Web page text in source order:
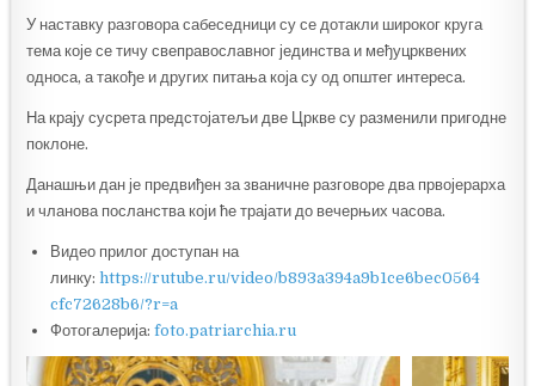
У наставку разговора сабеседници су се дотакли широког круга
тема које се тичу свеправославног јединства и међуцрквених
односа, а такође и других питања која су од општег интереса.
На крају сусрета предстојатељи две Цркве су разменили пригодне
поклоне.
Данашњи дан је предвиђен за званичне разговоре два првојерарха
и чланова посланства који ће трајати до вечерњих часова.
Видео прилог доступан на
линку:https://rutube.ru/video/b893a394a9b1ce6bec0564
cfc72628b6/?r=a
Фотогалерија: foto.patriarchia.ru